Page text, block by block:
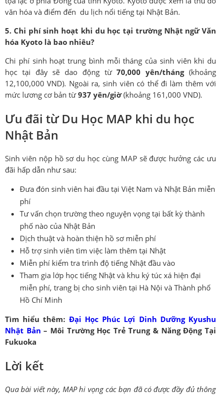
văn hóa và điểm đến du lịch nổi tiếng tại Nhật Bản.
5. Chi phí sinh hoạt khi du học tại trường Nhật ngữ Văn
hóa Kyoto là bao nhiêu?
Chi phí sinh hoạt trung bình mỗi tháng của sinh viên khi du
học tại đây sẽ dao động từ70,000 yên/tháng(khoảng
12,100,000 VND). Ngoài ra, sinh viên có thể đi làm thêm với
mức lương cơ bản từ937 yên/giờ(khoảng 161,000 VND).
Ưu đãi từ Du Học MAP khi du học
Nhật Bản
Sinh viên nộp hồ sơ du học cùng MAP sẽ được hưởng các ưu
đãi hấp dẫn như sau:
Đưa đón sinh viên hai đầu tại Việt Nam và Nhật Bản miễn
phí
Tư vấn chọn trường theo nguyện vọng tại bất kỳ thành
phố nào của Nhật Bản
Dịch thuật và hoàn thiện hồ sơ miễn phí
Hỗ trợ sinh viên tìm việc làm thêm tại Nhật
Miễn phí kiểm tra trình độ tiếng Nhật đầu vào
Tham gia lớp học tiếng Nhật và khu ký túc xá hiện đại
miễn phí, trang bị cho sinh viên tại Hà Nội và Thành phố
Hồ Chí Minh
Tìm hiểu thêm: Đại Học Phúc Lợi Dinh Dưỡng Kyushu
Nhật Bản – Môi Trường Học Trẻ Trung & Năng Động Tại
Fukuoka
Lời kết
Qua bài viết này, MAP hi vọng các bạn đã có được đầy đủ thông